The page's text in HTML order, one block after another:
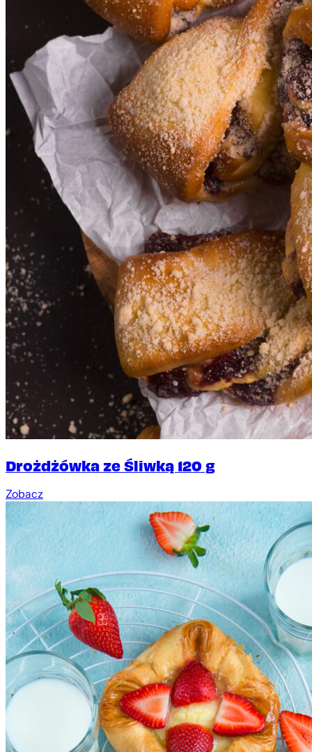
Drożdżówka ze Śliwką 120 g
Zobacz